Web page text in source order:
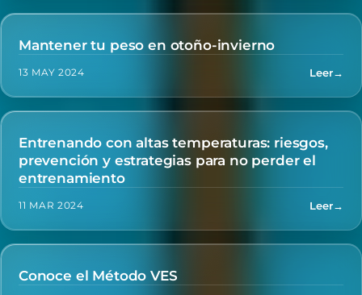
KINESIOLOGÍA
Mantener tu peso en otoño-invierno
13 MAY 2024 Leer→
NUTRICIÓN
Entrenando con altas temperaturas: riesgos,
prevención y estrategias para no perder el
entrenamiento
11 MAR 2024 Leer→
NUTRICIÓN
Conoce el Método VES